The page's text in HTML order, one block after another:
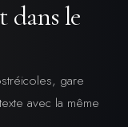
dans le
gare
avec la même